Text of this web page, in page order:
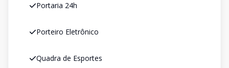
Portaria 24h
Porteiro Eletrônico
Quadra de Esportes